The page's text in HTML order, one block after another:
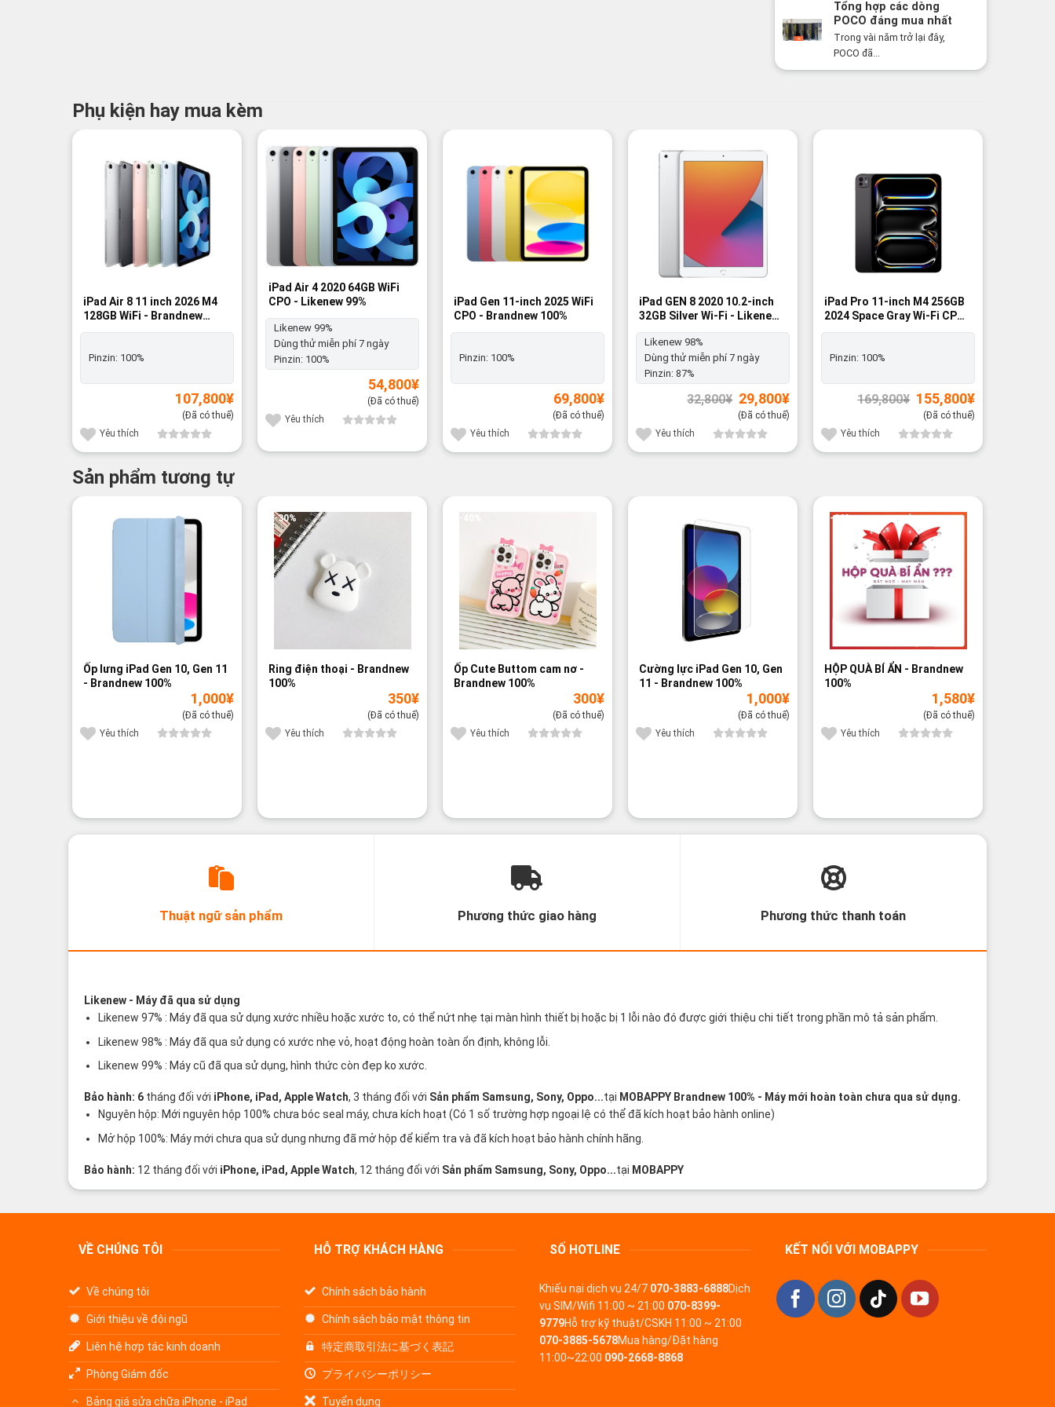
Tổng hợp các dòng
POCO đáng mua nhất
năm 2026: Hiệu năng
mạnh, giá cực tốt
Trong vài năm trở lại đây,
POCO đã...
Phụ kiện hay mua kèm
iPad Air 8 11 inch 2026 M4
128GB WiFi - Brandnew
100%
Pinzin: 100%
107,800¥
(Đã có thuế)
Yêu thích
iPad Air 4 2020 64GB WiFi
CPO - Likenew 99%
Likenew 99%
Dùng thử miễn phí 7 ngày
Pinzin: 100%
54,800¥
(Đã có thuế)
Yêu thích
iPad Gen 11-inch 2025 WiFi
CPO - Brandnew 100%
Pinzin: 100%
69,800¥
(Đã có thuế)
Yêu thích
-9%
iPad GEN 8 2020 10.2-inch
32GB Silver Wi-Fi - Likenew
98%
Likenew 98%
Dùng thử miễn phí 7 ngày
Pinzin: 87%
32,800¥ Giá
gốc
là:
32,800¥.
29,800¥Giá
29,800¥.
(Đã có thuế)
Yêu thích
iPad Pro 11-inch M4 256GB
2024 Space Gray Wi-Fi CPO -
Brandnew 100%
Pinzin: 100%
169,800¥ Giá
gốc
là:
169,800¥.
155,800¥Giá
(Đã có thuế)
Yêu thích
Sản phẩm tương tự
Ốp lưng iPad Gen 10, Gen 11
- Brandnew 100%
1,000¥
(Đã có thuế)
Yêu thích
-30%
Ring điện thoại - Brandnew
100%
350¥
(Đã có thuế)
Yêu thích
Ốp Cute Buttom cam nơ -
Brandnew 100%
300¥
(Đã có thuế)
Yêu thích
Cường lực iPad Gen 10, Gen
11 - Brandnew 100%
1,000¥
(Đã có thuế)
Yêu thích
-66%
HỘP QUÀ BÍ ẨN - Brandnew
100%
1,580¥
(Đã có thuế)
Yêu thích
Thuật ngữ sản phẩm Phương thức giao hàng Phương thức thanh toán
Likenew- Máy đã qua sử dụng
Likenew 97% : Máy đã qua sử dụng xước nhiều hoặc xước to, có thể nứt nhẹ tại màn hình thiết bị hoặc bị 1 lỗi nào đó được giới thiệu chi tiết trong phần mô tả sản phẩm.
Likenew 98% : Máy đã qua sử dụng có xước nhẹ vỏ, hoạt động hoàn toàn ổn định, không lỗi.
Likenew 99% : Máy cũ đã qua sử dụng, hình thức còn đẹp ko xước.
Bảo hành: 6 tháng đối với iPhone, iPad, Apple Watch, 3 tháng đối với Sản phẩm Samsung, Sony, Oppo...tại MOBAPPY Brandnew 100% - Máy mới hoàn toàn chưa qua sử dụng.
Nguyên hộp: Mới nguyên hộp 100% chưa bóc seal máy, chưa kích hoạt (Có 1 số trường hợp ngoại lệ có thể đã kích hoạt bảo hành online)
Mở hộp 100%: Máy mới chưa qua sử dụng nhưng đã mở hộp để kiểm tra và đã kích hoạt bảo hành chính hãng.
Bảo hành: 12 tháng đối với iPhone, iPad, Apple Watch, 12 tháng đối với Sản phẩm Samsung, Sony, Oppo...tại MOBAPPY
VỀ CHÚNG TÔI
Về chúng tôi
Giới thiệu về đội ngũ
Liên hệ hợp tác kinh doanh
Phòng Giám đốc
Bảng giá sửa chữa iPhone - iPad
HỖ TRỢ KHÁCH HÀNG
Chính sách bảo hành
Chính sách bảo mật thông tin
特定商取引法に基づく表記
プライバシーポリシー
Tuyển dụng
SỐ HOTLINE
Khiếu nại dịch vụ 24/7 070-3883-6888Dịch
vụ SIM/Wifi 11:00 ~ 21:00 070-8399-
9779Hỗ trợ kỹ thuật/CSKH 11:00 ~ 21:00
070-3885-5678Mua hàng/Đặt hàng
11:00~22:00 090-2668-8868
KẾT NỐI VỚI MOBAPPY